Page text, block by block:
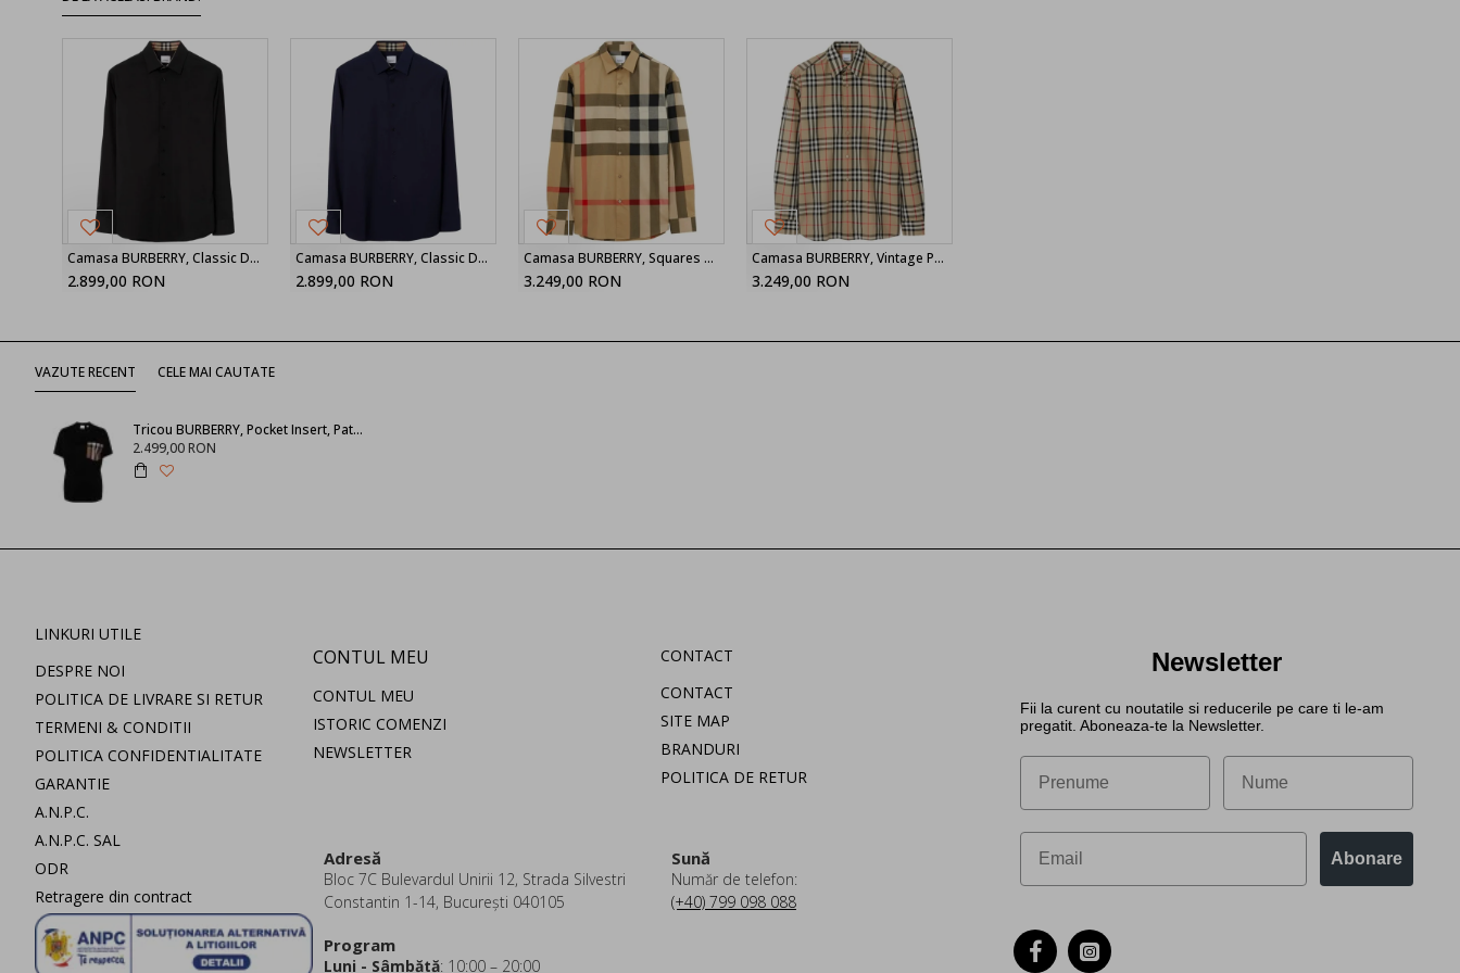
Camasa BURBERRY, Classic Design, Full Black
2.899,00 RON
Camasa BURBERRY, Classic Design, Navy Blue
2.899,00 RON
Camasa BURBERRY, Squares Designed, Pattern Insert, Beige
3.249,00 RON
Camasa BURBERRY, Vintage Pattern, Brown
3.249,00 RON
VAZUTE RECENT CELE MAI CAUTATE
Tricou BURBERRY, Pocket Insert, Pattern, Black
2.499,00 RON
LINKURI UTILE
DESPRE NOI
POLITICA DE LIVRARE SI RETUR
TERMENI & CONDITII
POLITICA CONFIDENTIALITATE
GARANTIE
A.N.P.C.
A.N.P.C. SAL
ODR
Retragere din contract
CONTUL MEU
CONTUL MEU
ISTORIC COMENZI
NEWSLETTER
CONTACT
CONTACT
SITE MAP
BRANDURI
POLITICA DE RETUR
Adresă
Bloc 7C Bulevardul Unirii 12, Strada Silvestri
Constantin 1-14, București 040105
Sună
Număr de telefon:
(+40) 799 098 088
Program
Luni - Sâmbătă: 10:00 – 20:00
Newsletter
Fii la curent cu noutatile si reducerile pe care ti le-am
pregatit. Aboneaza-te la Newsletter.
Abonare